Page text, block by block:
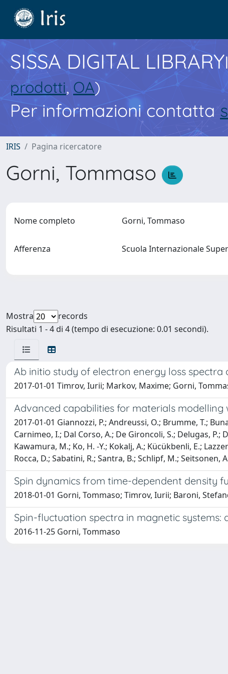
SISSA DIGITAL LIBRARY
prodotti, OA)
Per informazioni contatta
IRIS Pagina ricercatore
Gorni, Tommaso
Nome completo Gorni, Tommaso
Afferenza Scuola Internazionale
Mostra
records
Risultati 1 - 4 di 4 (tempo di esecuzione: 0.01 secondi).
Ab initio study of electron energy loss spectra
2017-01-01 Timrov, Iurii; Markov, Maxime; Gorni,
Advanced capabilities for materials modelling
2017-01-01 Giannozzi, P.; Andreussi, O.; Brumme, T.;
Carnimeo, I.; Dal Corso, A.; De Gironcoli, S.; Delugas, P.;
Kawamura, M.; Ko, H. -Y.; Kokalj, A.; Kücükbenli, E.;
Rocca, D.; Sabatini, R.; Santra, B.; Schlipf, M.; Seitsonen,
Spin dynamics from time-dependent density
2018-01-01 Gorni, Tommaso; Timrov, Iurii; Baroni,
Spin-fluctuation spectra in magnetic systems:
2016-11-25 Gorni, Tommaso